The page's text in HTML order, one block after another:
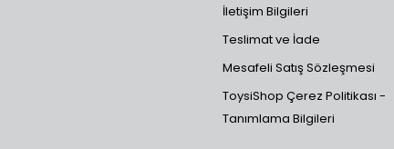
İletişim Bilgileri
Teslimat ve İade
Mesafeli Satış Sözleşmesi
ToysiShop Çerez Politikası -
Tanımlama Bilgileri